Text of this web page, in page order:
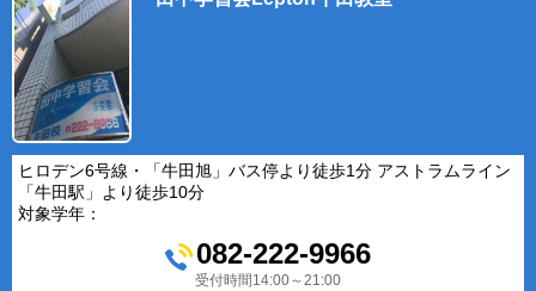
ヒロデン6号線・「牛田旭」バス停より徒歩1分 アストラムライン
「牛田駅」より徒歩10分
対象学年：
082-222-9966
受付時間14:00～21:00